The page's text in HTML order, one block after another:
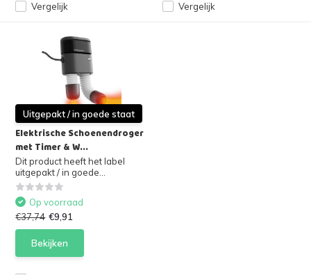
Vergelijk Vergelijk
Uitgepakt / in goede staat
Elektrische Schoenendroger
met Timer & W...
Dit product heeft het label
uitgepakt / in goede...
Op voorraad
€37,74 €9,91
Bekijken